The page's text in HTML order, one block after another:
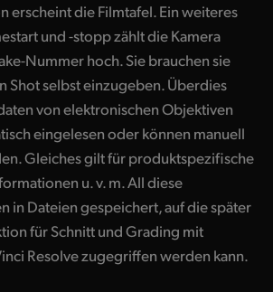
erscheint die Filmtafel. Ein weiteres
und -stopp zählt die Kamera
Nummer hoch. Sie brauchen sie
Shot selbst einzugeben. Überdies
von elektronischen Objektiven
eingelesen oder können manuell
Gleiches gilt für produktspezifische
u. v. m. All diese
in Dateien gespeichert, auf die später
für Schnitt und Grading mit
Resolve zugegriffen werden kann.